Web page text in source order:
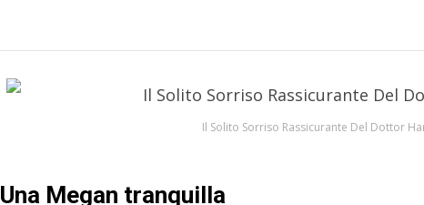
Il Solito Sorriso Rassicurante Del Dottor
Una Megan tranquilla